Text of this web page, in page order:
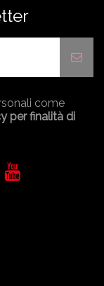
come
per finalità di